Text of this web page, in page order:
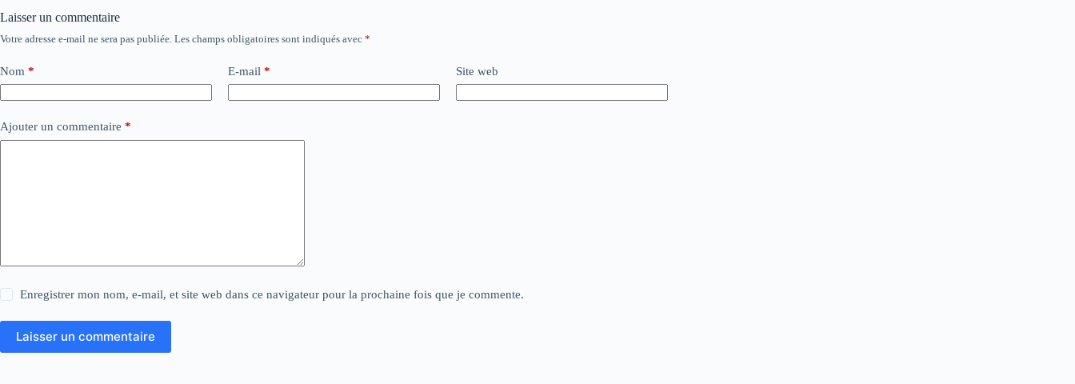
Laisser un commentaire
Votre adresse e-mail ne sera pas publiée. Les champs obligatoires sont indiqués avec *
Nom * E-mail * Site web
Ajouter un commentaire *
Enregistrer mon nom, e-mail, et site web dans ce navigateur pour la prochaine fois que je commente.
Laisser un commentaire